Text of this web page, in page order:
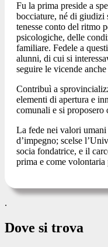
Fu la prima preside a
bocciature, né di giudizi
tenesse conto del ritmo
psicologiche, delle
familiare. Fedele a
alunni, di cui si
seguire le vicende
Contribuì a
elementi di apertura e
comunali e si proposero
La fede nei valori umani
d’impegno; scelse
socia fondatrice, e il
prima e come volontaria
.
Dove si trova